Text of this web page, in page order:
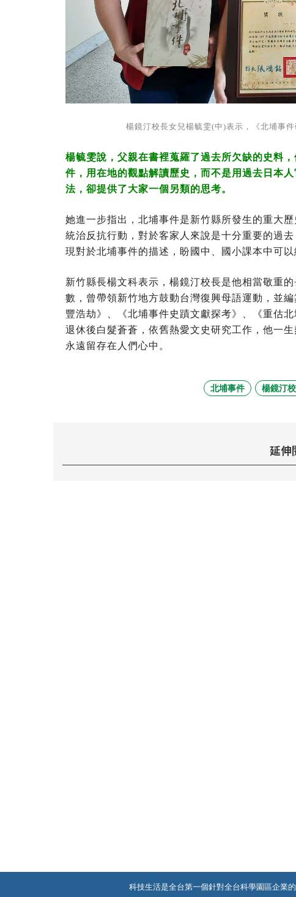
楊鏡汀校長女兒楊毓雯(中)表示，《北埔事
楊毓雯說，父親在書裡蒐羅了過去所欠缺的史料
件，用在地的觀點解讀歷史，而不是用過去日本
法，卻提供了大家一個另類的思考。
她進一步指出，北埔事件是新竹縣所發生的重大
統治反抗行動，對於客家人來說是十分重要的過
現對於北埔事件的描述，盼國中、國小課本中可
新竹縣長楊文科表示，楊鏡汀校長是他相當敬重
數，曾帶領新竹地方鼓動台灣復興母語運動，並
豐浩劫》、《北埔事件史蹟文獻探考》、《重估
退休後白髮蒼蒼，依舊熱愛文史研究工作，他一
永遠留存在人們心中。
北埔事件 楊鏡汀
延伸
科技生活是全台第一個針對全台科學園區企業